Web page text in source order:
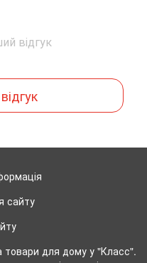
відгук
сайту
товари для дому у "Класс".